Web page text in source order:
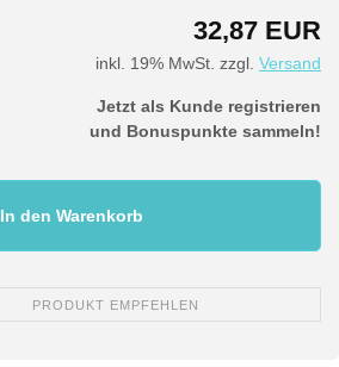
32,87 EUR
inkl. 19% MwSt. zzgl. Versand
Jetzt als Kunde registrieren
und Bonuspunkte sammeln!
In den Warenkorb
PRODUKT EMPFEHLEN